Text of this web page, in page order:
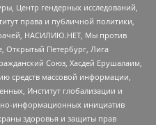
Центр гендерных исследований,
права и публичной политики,
НАСИЛИЮ.НЕТ, Мы против
Открытый Петербург, Лига
Союз, Хасдей Ерушалаим,
средств массовой информации,
Институт глобализации и
информационных инициатив
здоровья и защиты прав